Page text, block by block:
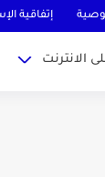
إتفاقية
الانترنت